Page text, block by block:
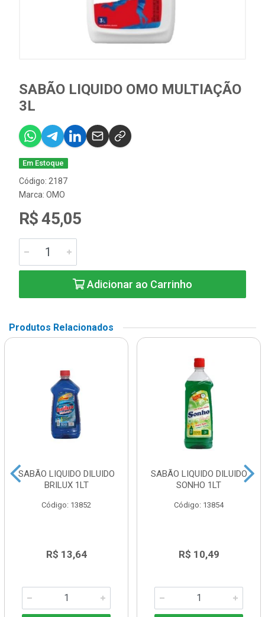
SABÃO LIQUIDO OMO MULTIAÇÃO
3L
Em Estoque
Código: 2187
Marca: OMO
R$ 45,05
Adicionar ao Carrinho
Produtos Relacionados
SABÃO LIQUIDO DILUIDO
BRILUX 1LT
Código: 13852
R$ 13,64
SABÃO LIQUIDO DILUIDO
SONHO 1LT
Código: 13854
R$ 10,49